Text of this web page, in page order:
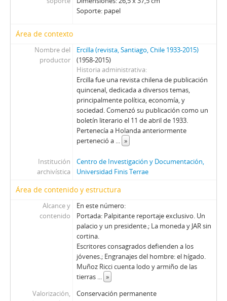
01612 - Revista Ercilla. Año XXXII, N° 1612
01613 - Revista Ercilla. Año XXXII, N° 1613
01616 - Revista Ercilla. Año XXXII, N° 1616
01617 - Revista Ercilla. Año XXXII, N° 1617
01618 - Revista Ercilla. Año XXXII, N° 1618
01619 - Revista Ercilla. Año XXXII, N° 1619
01622 - Revista Ercilla. Año XXXII, N° 1622
01623 - Revista Ercilla. Año XXXII, N° 1623
01624 - Revista Ercilla. Año XXXII, N° 1624
01625 - Revista Ercilla. Año XXXII, N° 1625
01627 - Revista Ercilla. Año XXXII, N° 1627
01628 - Revista Ercilla. Año XXXII, N° 1628
01629 - Revista Ercilla. Año XXXII, N° 1629
01631 - Revista Ercilla. Año XXXII, N° 1631
01632 - Revista Ercilla. Año XXXII, N° 1632
01634 - Revista Ercilla. Año XXXII, N° 1634
01635 - Revista Ercilla. Año XXXII, N° 1635
01636 - Revista Ercilla. Año XXXII, N° 1636
01637 - Revista Ercilla. Año XXXII, N° 1637
01638 - Revista Ercilla. Año XXXII, N° 1638
01639 - Revista Ercilla. Año XXXII, N° 1639
Soporte: papel
Área de contexto
Nombre del
productor
Ercilla (revista, Santiago, Chile 1933-2015)
(1958-2015)
Historia administrativa
Ercilla fue una revista chilena de publicación
quincenal, dedicada a diversos temas,
principalmente política, economía, y
sociedad. Comenzó su publicación como un
boletín literario el 11 de abril de 1933.
Pertenecía a Holanda anteriormente
perteneció a ... »
Institución
archivística
Centro de Investigación y Documentación,
Universidad Finis Terrae
Área de contenido y estructura
Alcance y
contenido
En este número:
Portada: Palpitante reportaje exclusivo. Un
palacio y un presidente.; La moneda y JAR sin
cortina.
Escritores consagrados defienden a los
jóvenes.; Engranajes del hombre: el hígado.
Muñoz Ricci cuenta lodo y armiño de las
tierras ... »
Valorización,
Conservación permanente